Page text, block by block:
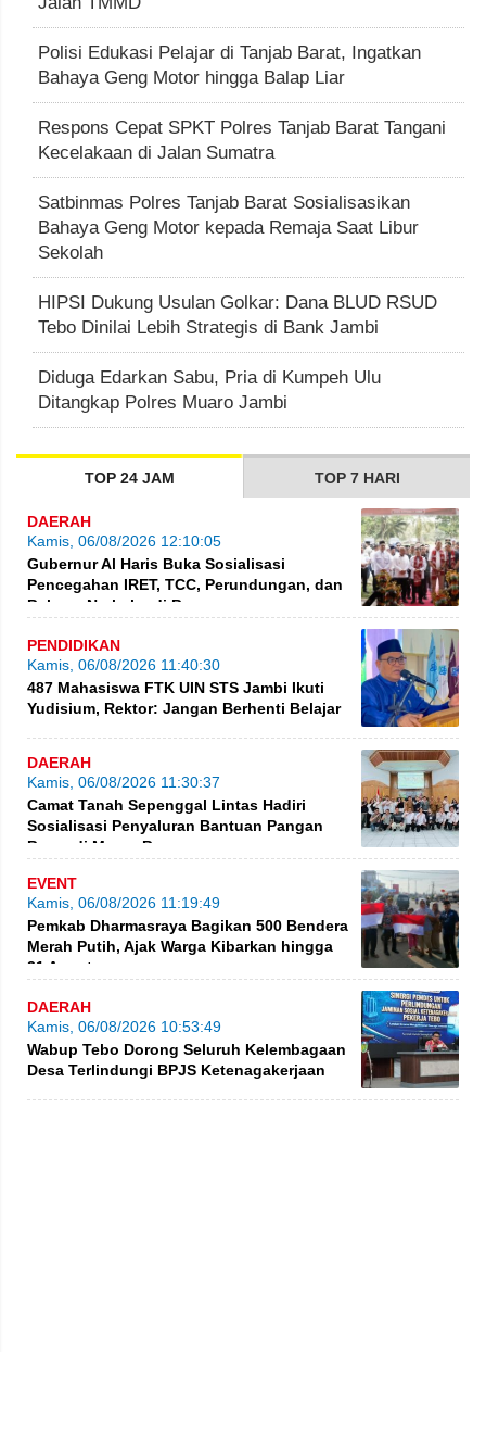
Polisi Edukasi Pelajar di Tanjab Barat, Ingatkan
Bahaya Geng Motor hingga Balap Liar
Respons Cepat SPKT Polres Tanjab Barat Tangani
Kecelakaan di Jalan Sumatra
Satbinmas Polres Tanjab Barat Sosialisasikan
Bahaya Geng Motor kepada Remaja Saat Libur
Sekolah
HIPSI Dukung Usulan Golkar: Dana BLUD RSUD
Tebo Dinilai Lebih Strategis di Bank Jambi
Diduga Edarkan Sabu, Pria di Kumpeh Ulu
Ditangkap Polres Muaro Jambi
TOP 24 JAM TOP 7 HARI
DAERAH
Kamis, 06/08/2026 12:10:05
Gubernur Al Haris Buka Sosialisasi
Pencegahan IRET, TCC, Perundungan, dan
Bahaya Narkoba di Bungo
PENDIDIKAN
Kamis, 06/08/2026 11:40:30
487 Mahasiswa FTK UIN STS Jambi Ikuti
Yudisium, Rektor: Jangan Berhenti Belajar
DAERAH
Kamis, 06/08/2026 11:30:37
Camat Tanah Sepenggal Lintas Hadiri
Sosialisasi Penyaluran Bantuan Pangan
Beras di Muara Bungo
EVENT
Kamis, 06/08/2026 11:19:49
Pemkab Dharmasraya Bagikan 500 Bendera
Merah Putih, Ajak Warga Kibarkan hingga
31 Agustus
DAERAH
Kamis, 06/08/2026 10:53:49
Wabup Tebo Dorong Seluruh Kelembagaan
Desa Terlindungi BPJS Ketenagakerjaan